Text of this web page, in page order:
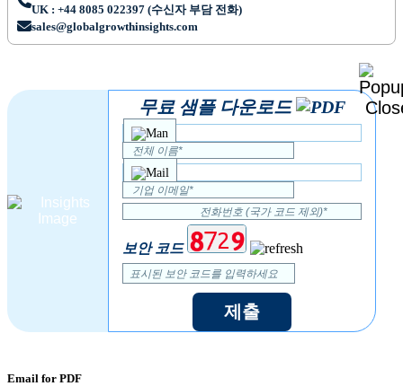
UK : +44 8085 022397 (수신자 부담 전화)
sales@globalgrowthinsights.com
무료 샘플 다운로드
보안 코드
제출
Email for PDF